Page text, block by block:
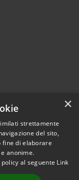
© 2026 • Comune
• Powered
×
strettamente
del sito,
fine di elaborare
anonime.
al seguente Link